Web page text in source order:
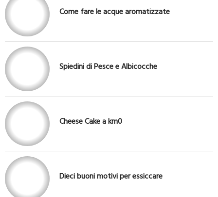
Come fare le acque aromatizzate
Spiedini di Pesce e Albicocche
Cheese Cake a km0
Dieci buoni motivi per essiccare